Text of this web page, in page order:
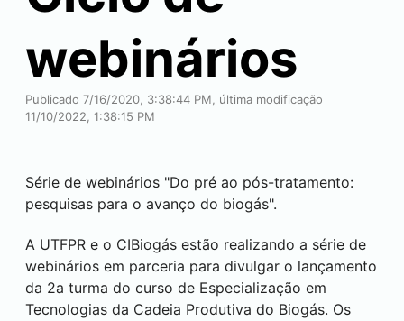
webinários
Publicado 7/16/2020, 3:38:44 PM, última modificação
11/10/2022, 1:38:15 PM
Série de webinários "Do pré ao pós-tratamento:
pesquisas para o avanço do biogás".
A UTFPR e o CIBiogás estão realizando a série de
webinários em parceria para divulgar o lançamento
da 2a turma do curso de Especialização em
Tecnologias da Cadeia Produtiva do Biogás. Os